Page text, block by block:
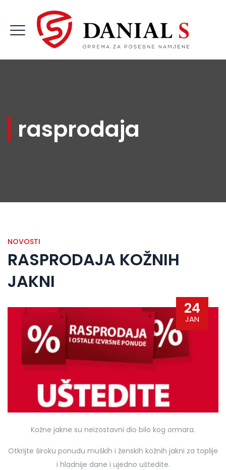
rasprodaja
NOVOSTI
RASPRODAJA KOŽNIH
JAKNI
24
JAN
Kožne jakne su neizostavni dio bilo kog ormara.
Otkrijte široku ponudu muških i ženskih kožnih jakni za toplije
i hladnije dane i ujedno uštedite.